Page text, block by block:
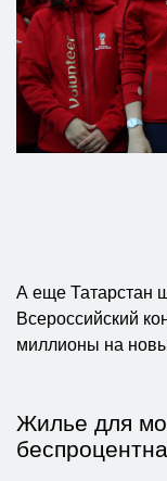
А еще Татарстан
Всероссийский
миллионы на
Жилье для